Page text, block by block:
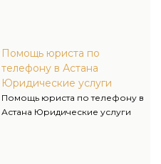
Помощь юриста по
телефону в Астана
Юридические услуги
Помощь юриста по телефону в
Астана Юридические услуги